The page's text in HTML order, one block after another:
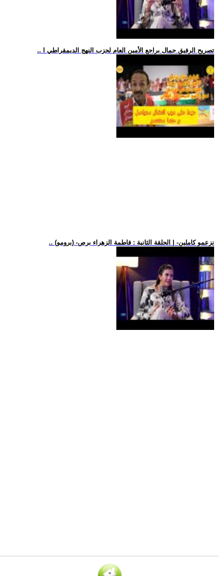
.. تصريح الرفيق جمال براجع الأمين العام لحزب النهج الديمقراطي ا
.. (برومو) -نزعمو كاملين- | الحلقة الثانية : فاطمة الزهراء برص